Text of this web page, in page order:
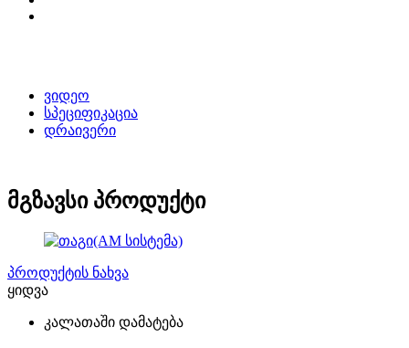
ვიდეო
სპეციფიკაცია
დრაივერი
მგზავსი პროდუქტი
პროდუქტის ნახვა
ყიდვა
კალათაში დამატება